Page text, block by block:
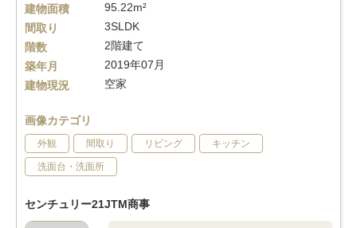
建物面積
95.22m²
間取り
3SLDK
階数
2階建て
築年月
2019年07月
建物現況
空家
画像カテゴリ
外観 間取り リビング キッチン
洗面台・洗面所
センチュリー21JTM商事